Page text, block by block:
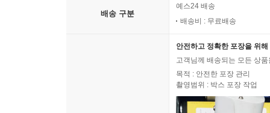
배송 구분
예스24 배송
배송비 : 무료배송
안전하고 정확한 포장을 위
고객님께 배송되는 모든 상
목적 : 안전한 포장 관리
촬영범위 : 박스 포장 작업